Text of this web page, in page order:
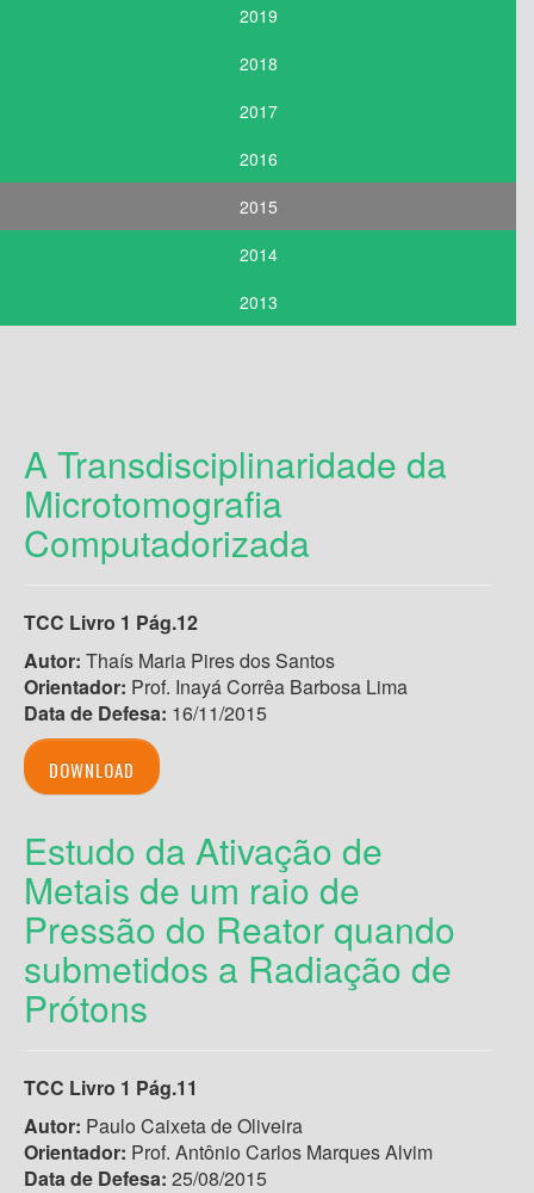
2019
2018
2017
2016
2015
2014
2013
A Transdisciplinaridade da
Microtomografia
Computadorizada
TCC Livro 1 Pág.12
Autor: Thaís Maria Pires dos Santos
Orientador: Prof. Inayá Corrêa Barbosa Lima
Data de Defesa: 16/11/2015
DOWNLOAD
Estudo da Ativação de
Metais de um raio de
Pressão do Reator quando
submetidos a Radiação de
Prótons
TCC Livro 1 Pág.11
Autor: Paulo Caixeta de Oliveira
Orientador: Prof. Antônio Carlos Marques Alvim
Data de Defesa: 25/08/2015